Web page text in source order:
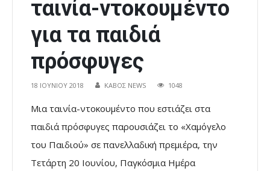
ταινία-ντοκουμέντο
για τα παιδιά
πρόσφυγες
18 ΙΟΥΝΊΟΥ 2018 ΚΑΒΟΣ NEWS 1048
Μια ταινία-ντοκουμέντο που εστιάζει στα
παιδιά πρόσφυγες παρουσιάζει το «Χαμόγελο
του Παιδιού» σε πανελλαδική πρεμιέρα, την
Τετάρτη 20 Ιουνίου, Παγκόσμια Ημέρα